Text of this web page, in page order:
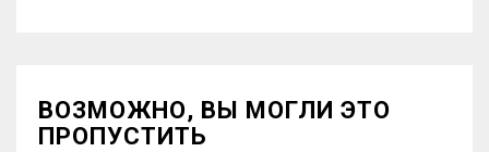
ВОЗМОЖНО, ВЫ МОГЛИ ЭТО
ПРОПУСТИТЬ